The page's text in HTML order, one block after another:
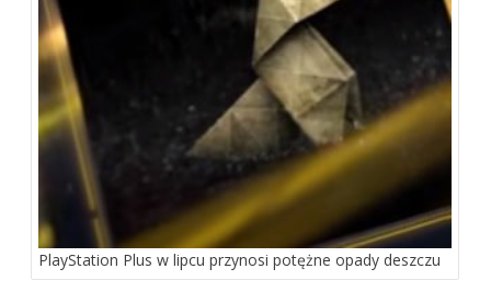
PlayStation Plus w lipcu przynosi potężne opady deszczu